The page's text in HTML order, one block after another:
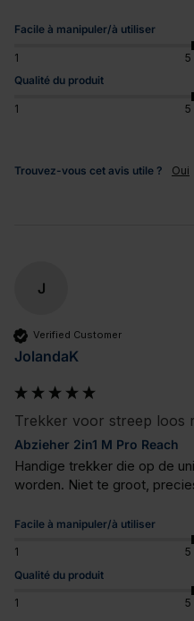
Facile à manipuler/à utiliser
1 5
Qualité du produit
1 5
Trouvez-vous cet avis utile ? Oui
J
Verified Customer
JolandaK
Trekker voor streep loos
Abzieher 2in1 M Pro Reach
Handige trekker die op de
worden. Niet te groot,
Facile à manipuler/à utiliser
1 5
Qualité du produit
1 5